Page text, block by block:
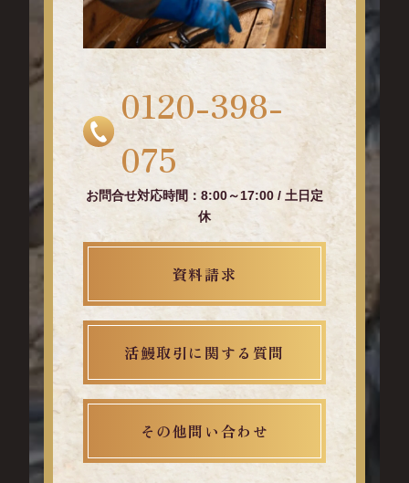
0120-398-
075
お問合せ対応時間：8:00～17:00 / 土日定
休
資料請求
活鰻取引に関する質問
その他問い合わせ